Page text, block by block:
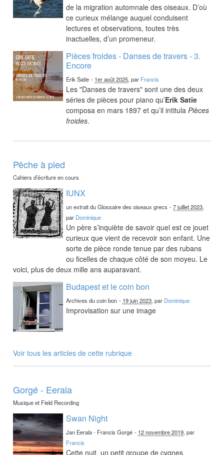
de la migration automnale des oiseaux. D’où
ce curieux mélange auquel conduisent
lectures et observations, toutes très
inactuelles, d’un promeneur.
Pièces froides - Danses de travers - 3.
Encore
Erik Satie - 1er août 2025, par Francis
Les "Danses de travers" sont une des deux
séries de pièces pour piano qu’Erik Satie
composa en mars 1897 et qu’il intitulaPièces
froides.
Pêche à pied
Cahiers d’écriture en cours
IUNX
un extrait du Glossaire des oiseaux grecs -7 juillet 2023,
par Dominique
Un père s’inquiète de savoir quel est ce jouet
curieux que vient de recevoir son enfant. Une
sorte de pièce ronde tenue par des rubans
ou ficelles de chaque côté de son moyeu. Le
voici, plus de deux mille ans auparavant.
Budapest et le coin bon
Archives du coin bon - 19 juin 2023, par Dominique
Improvisation sur une image
Voir tous les articles de cette rubrique
Gorgé - Eerala
Musique et Field Recording
Swan Night
Jan Eerala - Francis Gorgé - 12 novembre 2019, par
Francis
Cette nuit, un petit groupe de cygnes